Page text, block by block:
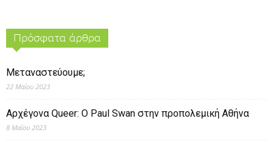
Πρόσφατα άρθρα
Μεταναστεύουμε;
22 Μαΐου 2023
Αρχέγονα Queer: O Paul Swan στην προπολεμική Αθήνα
8 Μαΐου 2023